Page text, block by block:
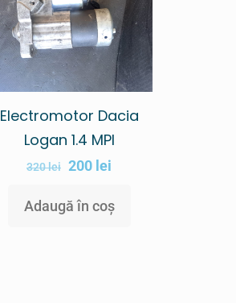
Electromotor Dacia
Logan 1.4 MPI
320lei 200 lei
Adaugă în coș